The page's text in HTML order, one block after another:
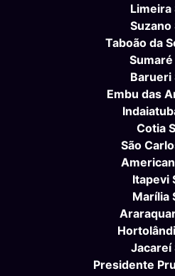
Limeira
Suzano
Taboão da
Sumaré
Barueri
Embu das
Cotia
São
Itapevi
Marília
Jacareí
Presidente